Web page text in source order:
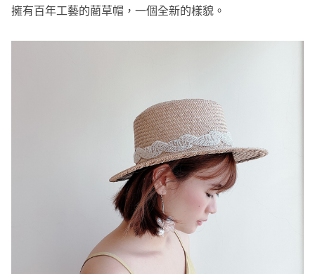
擁有百年工藝的藺草帽，一個全新的樣貌。